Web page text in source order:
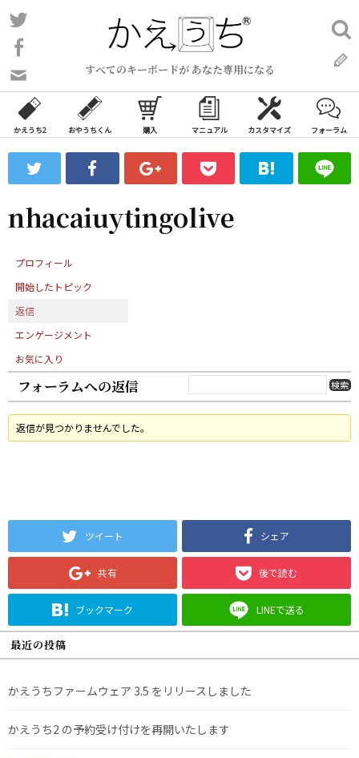
コ
ン
ン
ツ
ス
ッ
すべてのキーボードが あなた専用になる
い
合
わ
フ
ォ
ム
検
索:
かえうち2 おやうちくん 購入 マニュアル カスタマイズ フォーラム
nhacaiuytingolive
プロフィール
開始したトピック
返信
エンゲージメント
お気に入り
フォーラムへの返信
返信が見つかりませんでした。
ツイート シェア
共有 後で読む
ブックマーク LINEで送る
最近の投稿
かえうちファームウェア 3.5 をリリースしました
かえうち2 の予約受け付けを再開いたします